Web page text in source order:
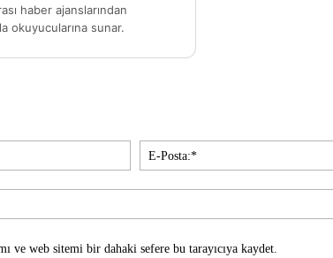
haber ajanslarından
okuyucularına sunar.
İsim:*
ve web sitemi bir dahaki sefere bu tarayıcıya kaydet.